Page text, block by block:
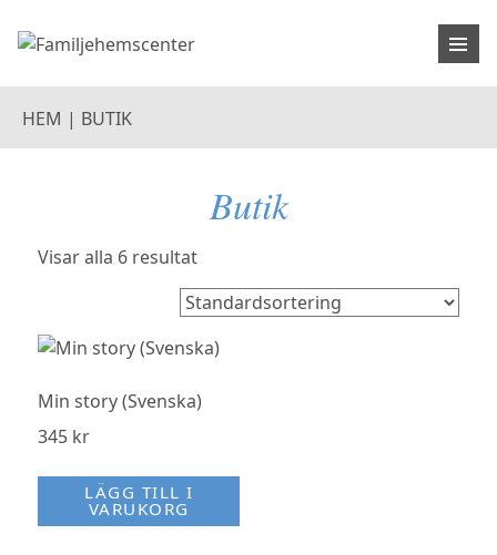
HEM | BUTIK
Butik
Visar alla 6 resultat
Min story (Svenska)
345 kr
LÄGG TILL I
VARUKORG